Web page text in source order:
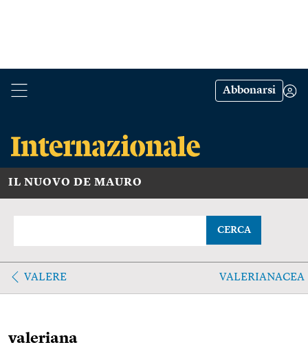
Abbonarsi
IL NUOVO DE MAURO
CERCA
VALERE VALERIANACEA
valeriana